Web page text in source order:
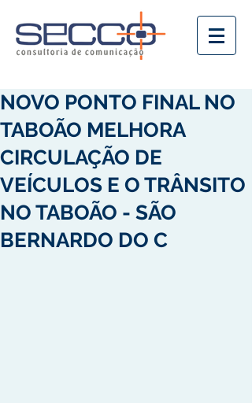
NOVO PONTO FINAL NO
TABOÃO MELHORA
CIRCULAÇÃO DE
VEÍCULOS E O TRÂNSITO
NO TABOÃO - SÃO
BERNARDO DO C